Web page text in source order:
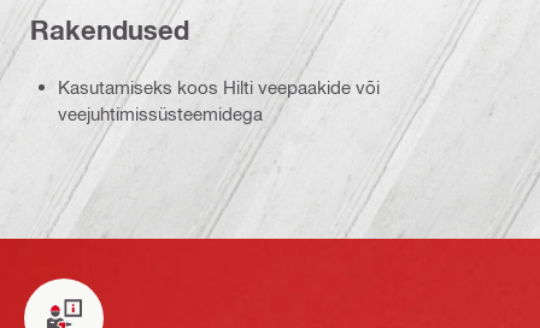
Rakendused
Kasutamiseks koos Hilti veepaakide või
veejuhtimissüsteemidega